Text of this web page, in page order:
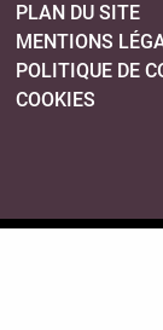
PLAN DU SITE
MENTIONS
POLITIQUE DE
COOKIES